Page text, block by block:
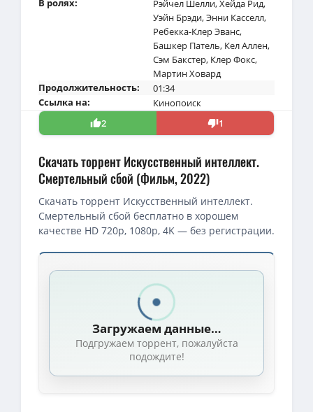
В ролях: Рэйчел Шелли,Хейда Рид,
Уэйн Брэди,Энни Касселл,
Ребекка-Клер Эванс,
Башкер Патель, Кел Аллен,
Сэм Бакстер, Клер Фокс,
Мартин Ховард
Продолжительность:
01:34
Ссылка на:
Кинопоиск
2
1
Скачать торрент Искусственный интеллект.
Смертельный сбой (Фильм, 2022)
Скачать торрент Искусственный интеллект.
Смертельный сбой бесплатно в хорошем
качестве HD 720p, 1080p, 4K — без регистрации.
Скачать торрент — Искусственный интеллект. Смертельный
1080p — Искусственный интеллект. Смертельный сбой / Blank
1080p — Искусственный интеллект. Смертельный сбой / Blank
1080p — Искусственный интеллект. Смертельный сбой / Blank
BDRip — Искусственный интеллект. Смертельный сбой / Blank
720p — Искусственный интеллект. Смертельный сбой / Blank /
Загружаем данные…
Подгружаем торрент, пожалуйста
подождите!